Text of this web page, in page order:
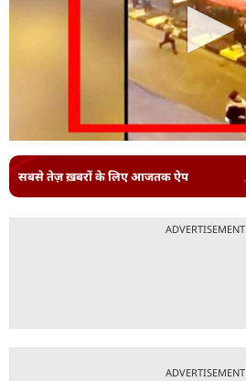
सबसे तेज़ ख़बरों के लिए आजतक ऐप
ADVERTISEMENT
ADVERTISEMENT